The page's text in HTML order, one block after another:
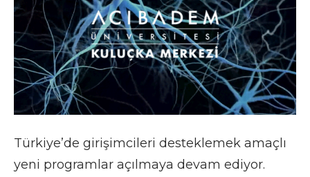
Türkiye’de girişimcileri desteklemek amaçlı
yeni programlar açılmaya devam ediyor.